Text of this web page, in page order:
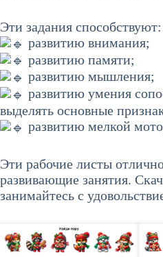
Эти задания способствуют:
развитию внимания;
развитию памяти;
развитию мышления;
развитию умения
выделять основные
развитию мелкой
Эти рабочие листы
развивающие занятия.
занимайтесь с